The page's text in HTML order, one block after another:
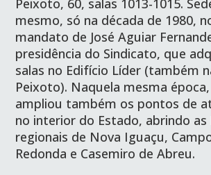
Peixoto, 60, salas 1013-1015.
mesmo, só na década de 1980,
mandato de José Aguiar
presidência do Sindicato, que
salas no Edifício Líder (também
Peixoto). Naquela mesma
ampliou também os pontos de
no interior do Estado, abrindo as
regionais de Nova Iguaçu,
Redonda e Casemiro de Abreu.